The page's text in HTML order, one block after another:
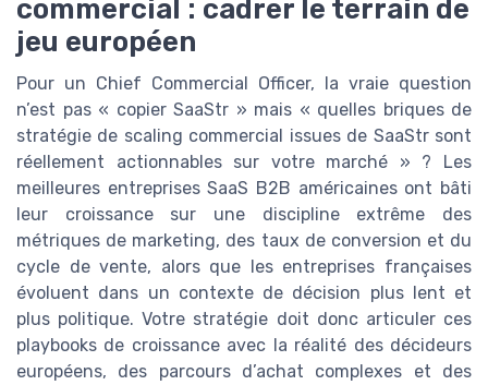
commercial : cadrer le terrain de
jeu européen
Pour un Chief Commercial Officer, la vraie question
n’est pas « copier SaaStr » mais « quelles briques de
stratégie de scaling commercial issues de SaaStr sont
réellement actionnables sur votre marché » ? Les
meilleures entreprises SaaS B2B américaines ont bâti
leur croissance sur une discipline extrême des
métriques de marketing, des taux de conversion et du
cycle de vente, alors que les entreprises françaises
évoluent dans un contexte de décision plus lent et
plus politique. Votre stratégie doit donc articuler ces
playbooks de croissance avec la réalité des décideurs
européens, des parcours d’achat complexes et des